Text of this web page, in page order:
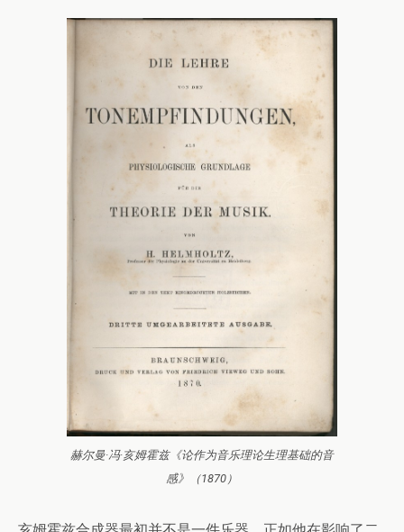
赫尔曼·冯·亥姆霍兹《论作为音乐理论生理基础的音
感》（1870）